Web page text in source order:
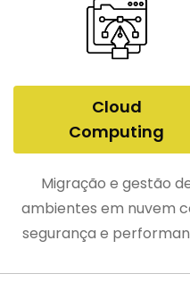
Cloud
Computing
Migração e gestão
ambientes em nuvem
segurança e